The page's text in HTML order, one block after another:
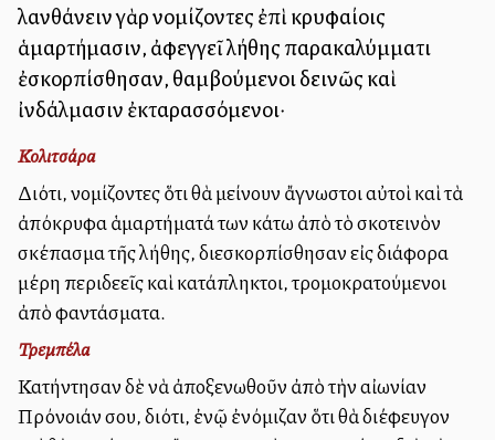
λανθάνειν γὰρ νομίζοντες ἐπὶ κρυφαίοις
ἁμαρτήμασιν, ἀφεγγεῖ λήθης παρακαλύμματι
ἐσκορπίσθησαν, θαμβούμενοι δεινῶς καὶ
ἰνδάλμασιν ἐκταρασσόμενοι·
Κολιτσάρα
Διότι, νομίζοντες ὅτι θὰ μείνουν ἄγνωστοι αὐτοὶ καὶ τὰ
ἀπόκρυφα ἁμαρτήματά των κάτω ἀπὸ τὸ σκοτεινὸν
σκέπασμα τῆς λήθης, διεσκορπίσθησαν εἰς διάφορα
μέρη περιδεεῖς καὶ κατάπληκτοι, τρομοκρατούμενοι
ἀπὸ φαντάσματα.
Τρεμπέλα
Κατήντησαν δὲ νὰ ἀποξενωθοῦν ἀπὸ τὴν αἰωνίαν
Πρόνοιάν σου, διότι, ἐνῷ ἐνόμιζαν ὅτι θὰ διέφευγον